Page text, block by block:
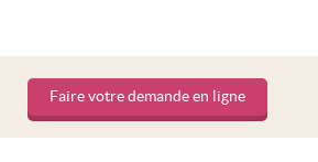
Faire votre demande en ligne